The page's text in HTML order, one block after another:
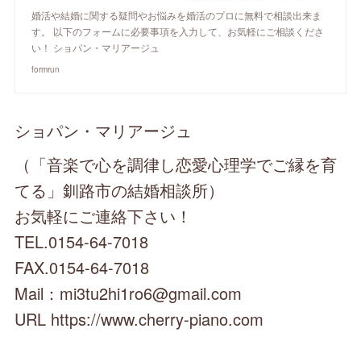
婚活や結婚に関する疑問やお悩みを婚活のプロに無料で相談出来ま
す。 以下のフォームに必要事項を入力して、お気軽にご相談くださ
い！ ショパン・マリアージュ
formrun
ショパン・マリアージュ
（「音楽で心を調律し恋愛心理学でご縁を育
てる」釧路市の結婚相談所）
お気軽にご連絡下さい！
TEL.0154-64-7018
FAX.0154-64-7018
Mail：mi3tu2hi1ro6@gmail.com
URL https://www.cherry-piano.com